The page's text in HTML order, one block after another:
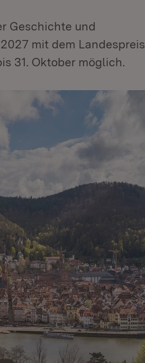
Geschichte und
mit dem Landespreis
31. Oktober möglich.